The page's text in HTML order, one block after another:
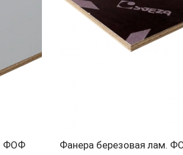
ФОФ
Фанера березовая лам.